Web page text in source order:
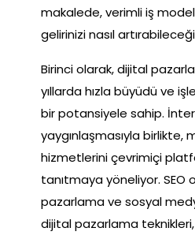
makalede, verimli iş
gelirinizi nasıl
Birinci olarak, dijital
yıllarda hızla büyüdü ve
bir potansiyele sahip.
yaygınlaşmasıyla birlikte,
hizmetlerini çevrimiçi
tanıtmaya yöneliyor. SEO
pazarlama ve sosyal
dijital pazarlama